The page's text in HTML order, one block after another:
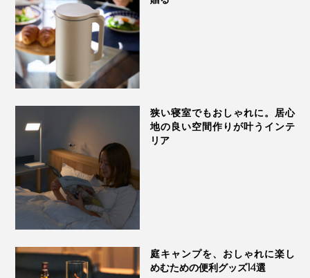
フル充電で、約4時間の連続再生ができます。
音が出ます
狭い寝室でもおしゃれに。居心
地の良い空間作りが叶うインテ
リア
庭キャンプを、おしゃれに楽し
めむための便利グッズ14選